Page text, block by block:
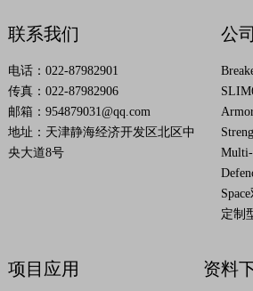
联系我们
电话：022-87982901
传真：022-87982906
邮箱： 954879031@qq.com
地址：天津静海经济开发区北区中
央大道8号
公
定制
项目应用 资料